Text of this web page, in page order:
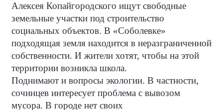
Алексея Копайгородского ищут свободные
земельные участки под строительство
социальных объектов. В «Соболевке»
подходящая земля находится в неразграниченной
собственности. И жители хотят, чтобы на этой
территории возникла школа.
Поднимают и вопросы экологии. В частности,
сочинцев интересует проблема с вывозом
мусора. В городе нет своих